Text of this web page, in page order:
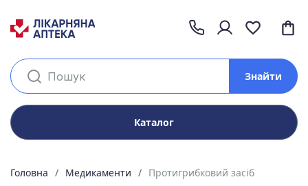
Каталог
Знайти
Головна Медикаменти Протигрибковий засіб